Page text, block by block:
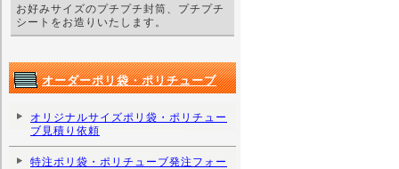
お好みサイズのプチプチ封筒、プチプチ
シートをお造りいたします。
オーダーポリ袋・ポリチューブ
オリジナルサイズポリ袋・ポリチュー
ブ見積り依頼
特注ポリ袋・ポリチューブ発注フォー